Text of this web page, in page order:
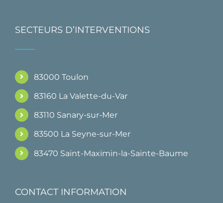
SECTEURS D’INTERVENTIONS
83000 Toulon
83160 La Valette-du-Var
83110 Sanary-sur-Mer
83500 La Seyne-sur-Mer
83470 Saint-Maximin-la-Sainte-Baume
CONTACT INFORMATION